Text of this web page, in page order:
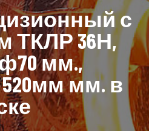
с
ТКЛР 36Н,
мм.,
мм. в